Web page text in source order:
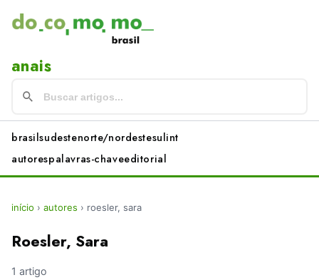
anais
brasilsudestenorte/nordestesulint
autorespalavras-chaveeditorial
início › autores › roesler, sara
Roesler, Sara
1 artigo